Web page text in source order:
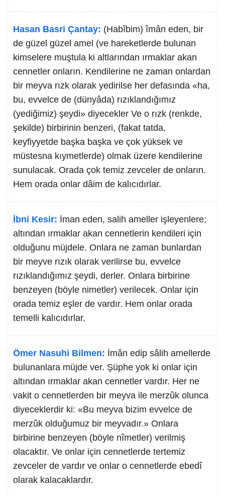
Hasan Basri Çantay: (Habîbim) îmân eden, bir
de güzel güzel amel (ve hareketlerde bulunan
kimselere muştula ki altlarından ırmaklar akan
cennetler onların. Kendilerine ne zaman onlardan
bir meyva rızk olarak yedirilse her defasında «ha,
bu, evvelce de (dünyâda) rızıklandığımız
(yediğimiz) şeydi» diyecekler Ve o rızk (renkde,
şekilde) birbirinin benzeri, (fakat tatda,
keyfiyyetde başka başka ve çok yüksek ve
müstesna kıymetlerde) olmak üzere kendilerine
sunulacak. Orada çok temiz zevceler de onların.
Hem orada onlar dâim de kalıcıdırlar.
İbni Kesir: İman eden, salih ameller işleyenlere;
altından ırmaklar akan cennetlerin kendileri için
olduğunu müjdele. Onlara ne zaman bunlardan
bir meyve rızık olarak verilirse bu, evvelce
rızıklandığımız şeydi, derler. Onlara birbirine
benzeyen (böyle nimetler) verilecek. Onlar için
orada temiz eşler de vardır. Hem onlar orada
temelli kalıcıdırlar.
Ömer Nasuhi Bilmen: İmân edip sâlih amellerde
bulunanlara müjde ver. Şüphe yok ki onlar için
altından ırmaklar akan cennetler vardır. Her ne
vakit o cennetlerden bir meyva ile merzûk olunca
diyeceklerdir ki: «Bu meyva bizim evvelce de
merzûk olduğumuz bir meyvadır.» Onlara
birbirine benzeyen (böyle nîmetler) verilmiş
olacaktır. Ve onlar için cennetlerde tertemiz
zevceler de vardır ve onlar o cennetlerde ebedî
olarak kalacaklardır.